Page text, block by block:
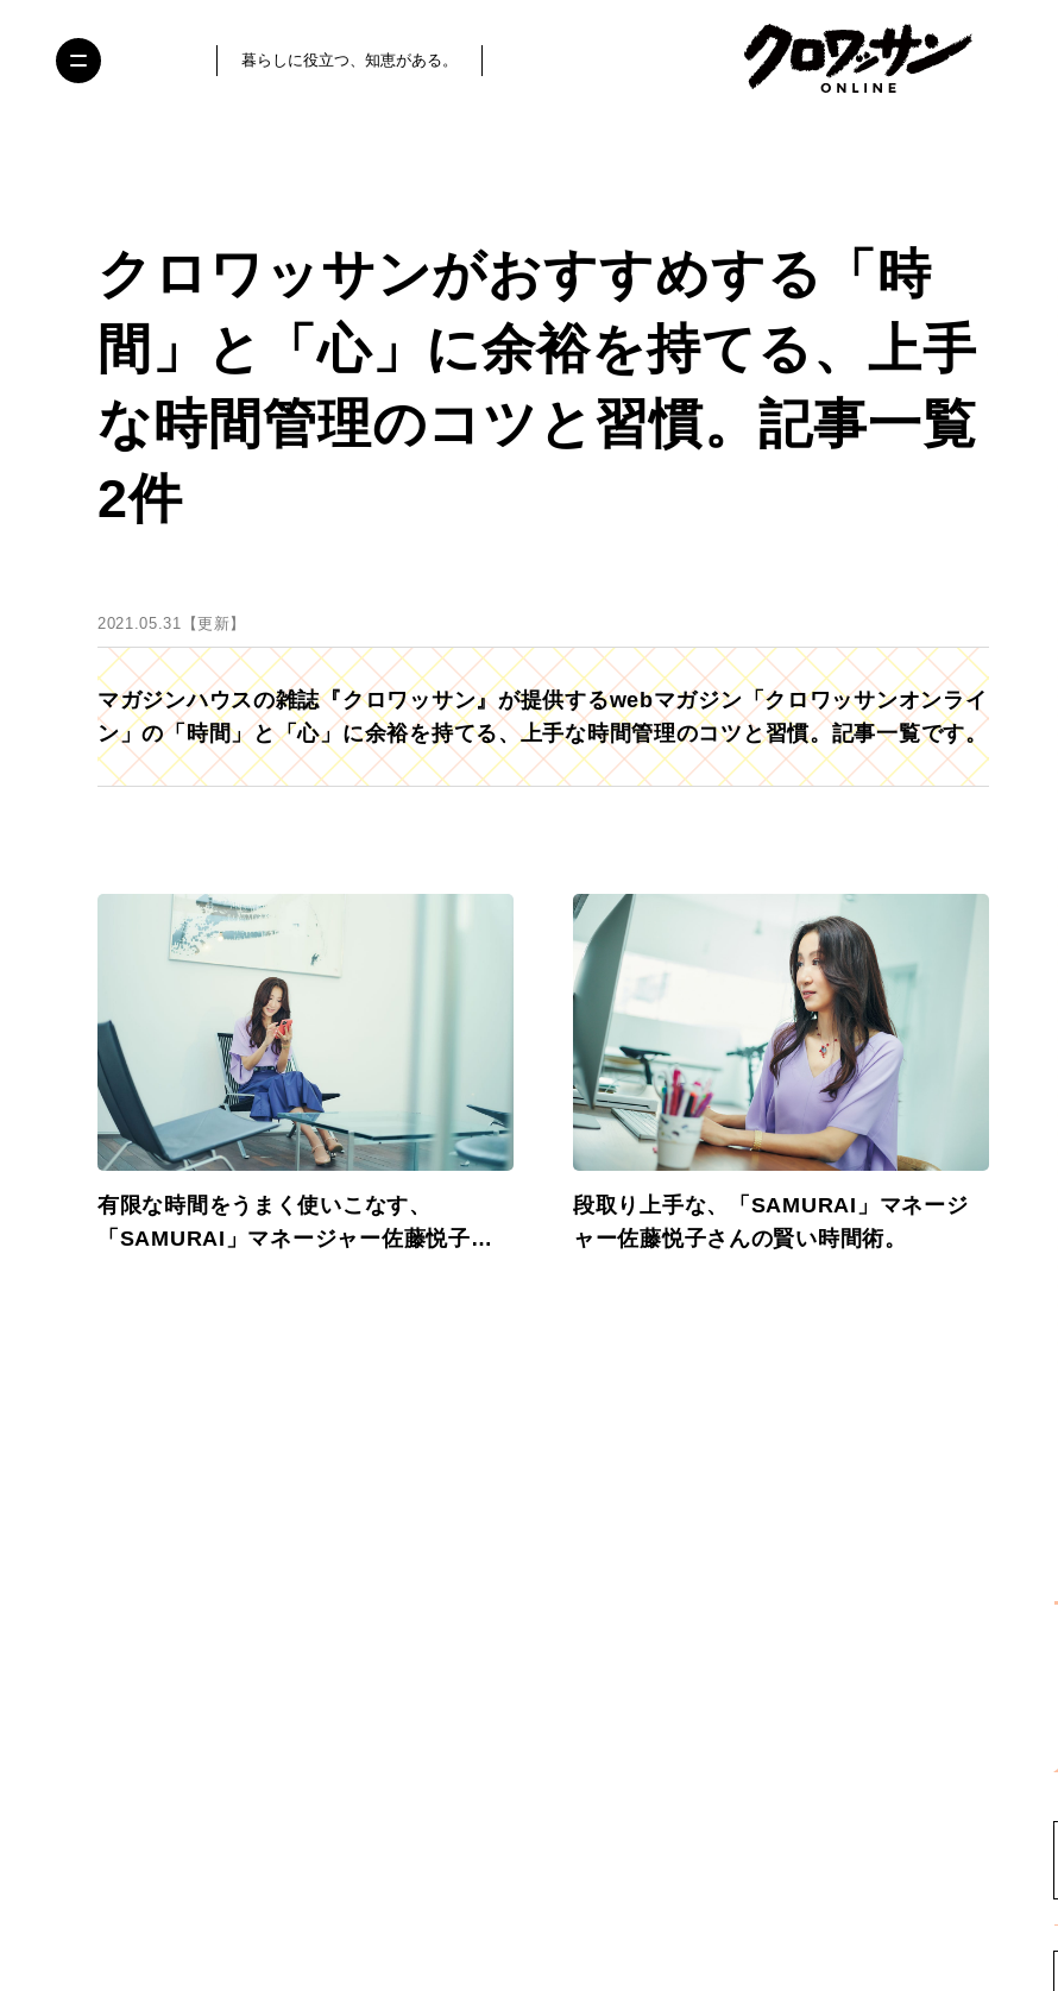
暮らしに役立つ、知恵がある。
クロワッサンがおすすめする「時
間」と「心」に余裕を持てる、上手
な時間管理のコツと習慣。記事一覧
2件
2021.05.31【更新】
マガジンハウスの雑誌『クロワッサン』が提供するwebマガジン「クロワッサンオンライ
ン」の「時間」と「心」に余裕を持てる、上手な時間管理のコツと習慣。記事一覧です。
有限な時間をうまく使いこなす、
「SAMURAI」マネージャー佐藤悦子さ
段取り上手な、「SAMURAI」マネージ
ャー佐藤悦子さんの賢い時間術。